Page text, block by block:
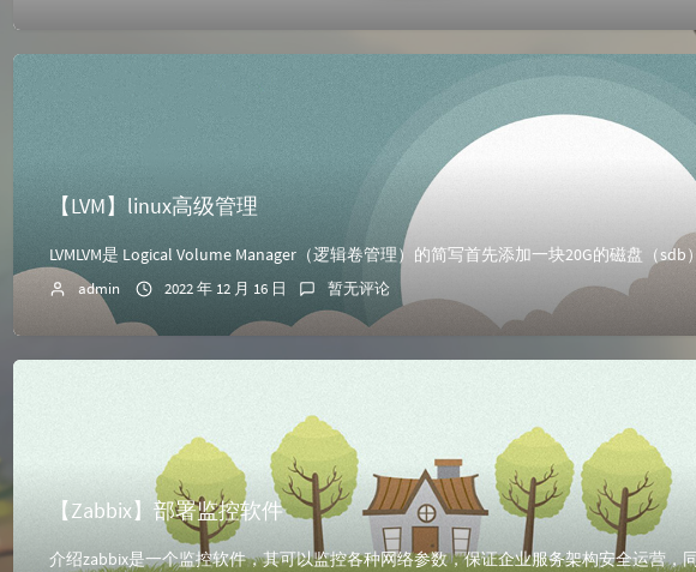
【LVM】linux高级管理
admin 2022 年 12 月 16 日 暂无评论
【Zabbix】部署监控软件